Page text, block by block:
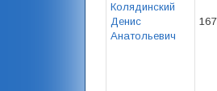
Колядинский
Денис
Анатольевич
167